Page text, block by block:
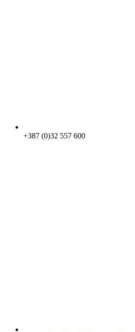
+387 (0)32 557 600